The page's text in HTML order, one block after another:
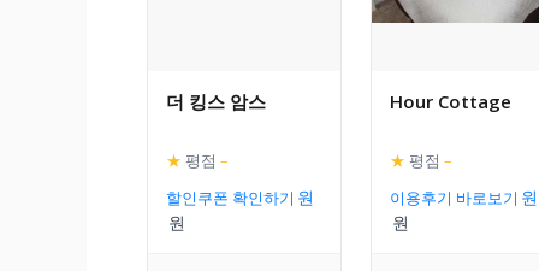
더 킹스 암스
★ 평점 –
할인쿠폰 확인하기
Hour Cottage
★ 평점 –
이용후기 바로보기